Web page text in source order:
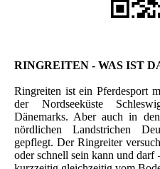
RINGREITEN - WAS IST
Ringreiten ist ein Pferdesport
der Nordseeküste
Dänemarks. Aber auch in
nördlichen Landstrichen
gepflegt. Der Ringreiter
oder schnell sein kann und